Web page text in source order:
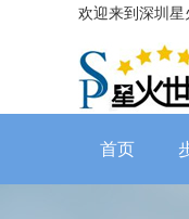
欢迎来到深圳星
首页